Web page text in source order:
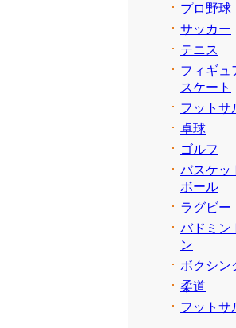
プロ野球
サッカー
テニス
フィギュ
スケート
フットサ
卓球
ゴルフ
バスケッ
ボール
ラグビー
バドミン
ン
ボクシン
柔道
フットサ